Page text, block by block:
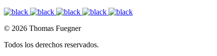
© 2026 Thomas Fuegner
Todos los derechos reservados.